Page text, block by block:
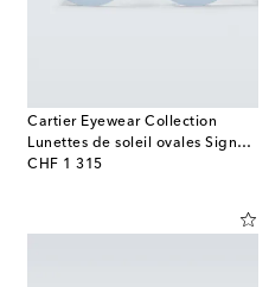
Cartier Eyewear Collection
Lunettes de soleil ovales Signature C
CHF 1 315
original price